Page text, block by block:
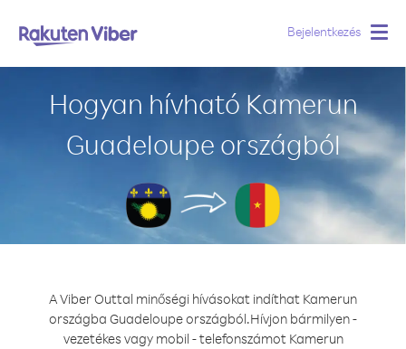
Bejelentkezés
Hogyan hívható Kamerun
Guadeloupe országból
A Viber Outtal minőségi hívásokat indíthat Kamerun
országba Guadeloupe országból.Hívjon bármilyen -
vezetékes vagy mobil - telefonszámot Kamerun